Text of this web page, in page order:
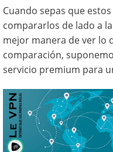
Cuando sepas que
compararlos de lado a
mejor manera de ver lo
comparación,
servicio premium para